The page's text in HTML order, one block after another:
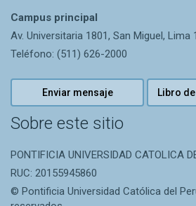
Campus principal
Av. Universitaria 1801, San Miguel, Lima
Teléfono: (511) 626-2000
Enviar mensaje Libro
Sobre este sitio
PONTIFICIA UNIVERSIDAD CATOLICA
RUC: 20155945860
© Pontificia Universidad Católica del